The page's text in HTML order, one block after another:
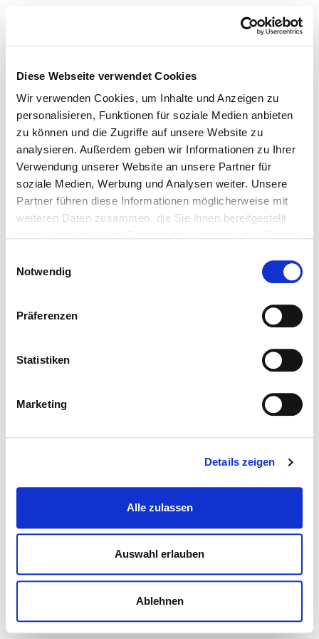
Diese Webseite verwendet Cookies
Wir verwenden Cookies, um Inhalte und Anzeigen zu
personalisieren, Funktionen für soziale Medien anbieten
zu können und die Zugriffe auf unsere Website zu
analysieren. Außerdem geben wir Informationen zu Ihrer
Verwendung unserer Website an unsere Partner für
soziale Medien, Werbung und Analysen weiter. Unsere
Partner führen diese Informationen möglicherweise mit
weiteren Daten zusammen, die Sie ihnen bereitgestellt
Notwendig
Präferenzen
Statistiken
Marketing
Details zeigen
Alle zulassen
Auswahl erlauben
Ablehnen